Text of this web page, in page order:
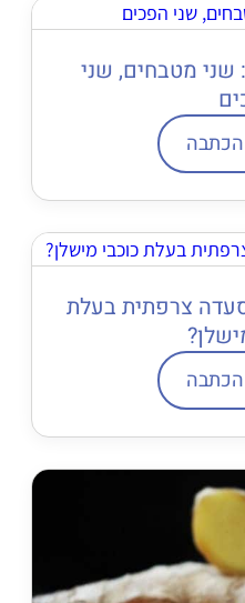
שני מטבחים, שני
צרפתית בעלת